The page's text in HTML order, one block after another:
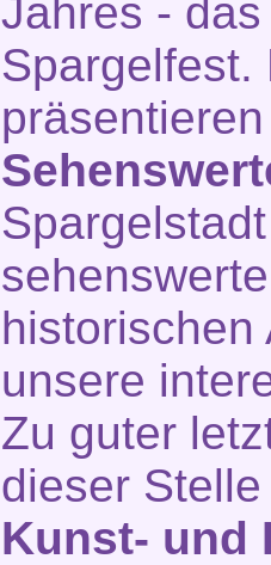
Jahres -
Spargelfest.
historischen
unsere
Zu guter
dieser
Kunst- und